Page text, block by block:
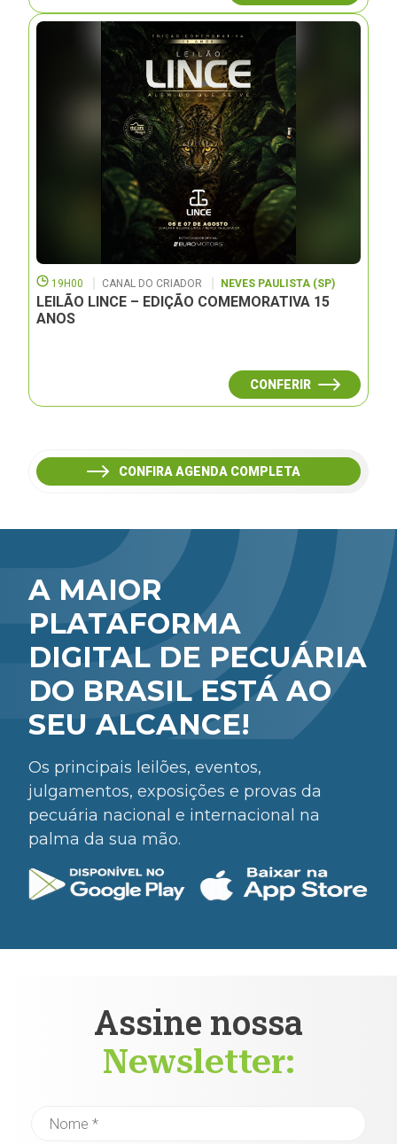
19H00 CANAL DO CRIADOR NEVES PAULISTA (SP)
LEILÃO LINCE – EDIÇÃO COMEMORATIVA 15
ANOS
CONFERIR
CONFIRA AGENDA COMPLETA
A MAIOR
PLATAFORMA
DIGITAL DE PECUÁRIA
DO BRASIL ESTÁ AO
SEU ALCANCE!
Os principais leilões, eventos,
julgamentos, exposições e provas da
pecuária nacional e internacional na
palma da sua mão.
Assine nossa
Newsletter: